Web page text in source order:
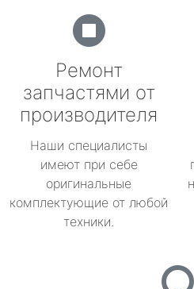
Ремонт
запчастями от
производителя
Наши специалисты
имеют при себе
оригинальные
комплектующие от любой
техники.